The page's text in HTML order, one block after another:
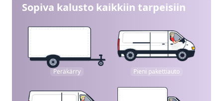
Sopiva kalusto kaikkiin tarpeisiin
Peräkärry Pieni pakettiauto